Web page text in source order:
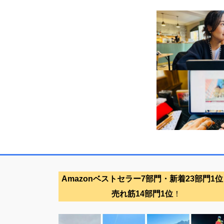
Amazonベストセラー7部門・新着23部門1
売れ筋14部門1位！